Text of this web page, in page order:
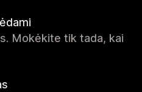
Mokėkite tik tada, kai